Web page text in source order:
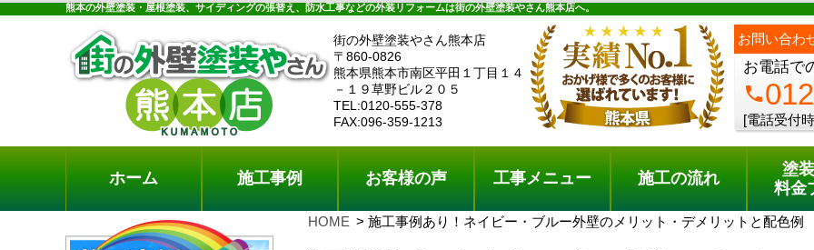
熊本の外壁塗装・屋根塗装、サイディングの張替え、防水工事などの外装リフォームは街の外壁塗装やさん熊本店へ。
街の外壁塗装やさん熊本店
〒860-0826
熊本県熊本市南区平田１丁目１４
－１９草野ビル２０５
TEL:0120-555-378
FAX:096-359-1213
お問い合わ
お電話で
phone
[電話受付
料金プラン 無料点検
ホーム 施工事例 お客様の声 工事メニュー 施工の流れ
塗
料金
HOME 施工事例あり！ネイビー・ブルー外壁のメリット・デメリットと配色例